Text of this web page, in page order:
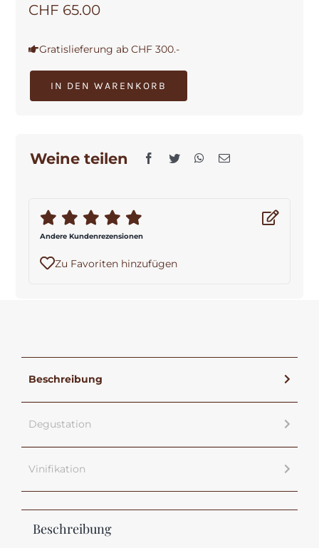
Pile
2020
IN DEN WARENKORB
CHF 65.00
Gratislieferung ab CHF 300.-
Weine teilen
Andere Kundenrezensionen
Zu Favoriten hinzufügen
Beschreibung
Degustation
Vinifikation
Beschreibung